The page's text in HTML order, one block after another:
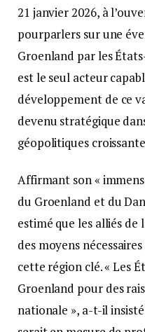
21 janvier 2026, à
pourparlers sur une
Groenland par les
est le seul acteur
développement de ce
devenu stratégique
géopolitiques
Affirmant son «
du Groenland et du
estimé que les alliés de
des moyens
cette région clé. « Les
Groenland pour des
nationale », a-t-il